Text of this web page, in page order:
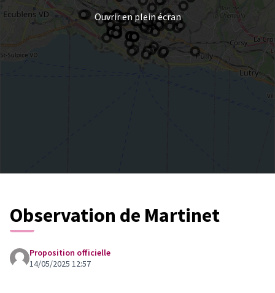
Ouvrir en plein écran
Observation de Martinet
Proposition officielle
14/05/2025 12:57